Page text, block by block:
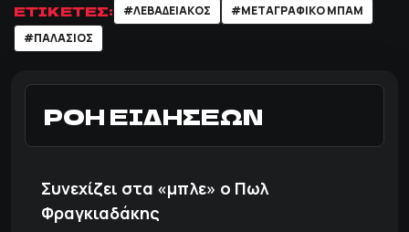
ΕΤΙΚΕΤΕΣ: #ΛΕΒΑΔΕΙΑΚΌΣ
#ΜΕΤΑΓΡΑΦΙΚΟ ΜΠΑΜ
#ΠΑΛΑΣΙΟΣ
ΡΟΗ ΕΙΔΗΣΕΩΝ
Συνεχίζει στα «μπλε» ο Πωλ
Φραγκιαδάκης